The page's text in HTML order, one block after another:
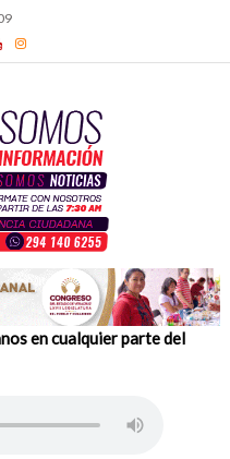
en cualquier parte del